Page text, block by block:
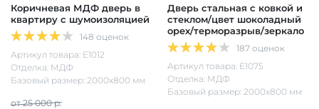
Коричневая МДФ дверь в
квартиру с шумоизоляцией
148 оценок
Артикул товара: Е1012
Отделка: МДФ
Базовый размер: 2000х800 мм
от 25 000 р.
Дверь стальная с ковкой и
стеклом/цвет шоколадный
орех/терморазрыв/зеркало
187 оценок
Артикул товара: Е1075
Отделка: МДФ
Базовый размер: 2000х800 мм